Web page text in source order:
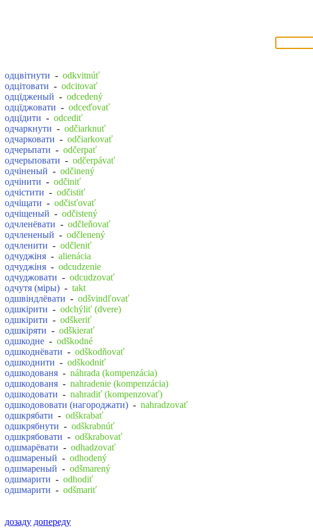
одцвітнути - odkvitnúť
одцітовати - odcitovať
одцїдженый - odcedený
одцїджовати - odceďovať
одцїдити - odcediť
одчаркнути - odčiarknuť
одчарковати - odčiarkovať
одчерьпати - odčerpať
одчерьповати - odčerpávať
одчіненый - odčinený
одчінити - odčiniť
одчістити - odčistiť
одчіщати - odčisťovať
одчіщеный - odčistený
одчленёвати - odčleňovať
одчлененый - odčlenený
одчленити - odčleniť
одчуджіня - alienácia
одчуджіня - odcudzenie
одчуджовати - odcudzovať
одчутя (міры) - takt
одшвіндлёвати - odšvindľovať
одшкірити - odchýliť (dvere)
одшкірити - odškeriť
одшкіряти - odškierať
одшкодне - odškodné
одшкоднёвати - odškodňovať
одшкоднити - odškodniť
одшкодованя - náhrada (kompenzácia)
одшкодованя - nahradenie (kompenzácia)
одшкодовати - nahradiť (kompenzovať)
одшкодововати (нагороджати) - nahradzovať
одшкрябати - odškrabať
одшкрябнути - odškrabnúť
одшкрябовати - odškrabovať
одшмарёвати - odhadzovať
одшмареный - odhodený
одшмареный - odšmarený
одшмарити - odhodiť
одшмарити - odšmariť
дозаду допереду